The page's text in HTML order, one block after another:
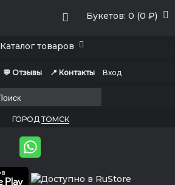
Букетов: 0 (0 ₽)
Каталог товаров
💬 Отзывы 📍 Контакты Вход
ГОРОД ТОМСК